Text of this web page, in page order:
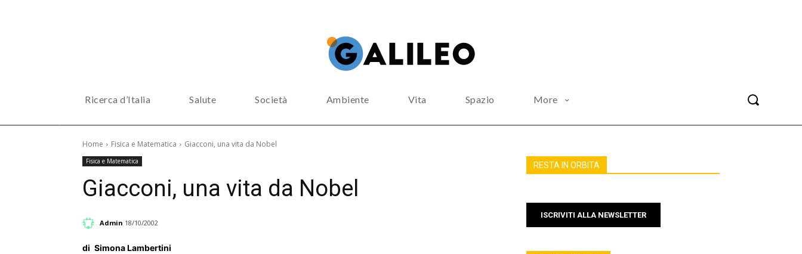
Ricerca d’Italia Salute Società Ambiente Vita Spazio More
Home Fisica e Matematica Giacconi, una vita da Nobel
Fisica e Matematica
Giacconi, una vita da Nobel
Admin 18/10/2002
di Simona Lambertini
RESTA IN ORBITA
ISCRIVITI ALLA NEWSLETTER